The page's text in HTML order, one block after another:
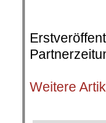
Weitere